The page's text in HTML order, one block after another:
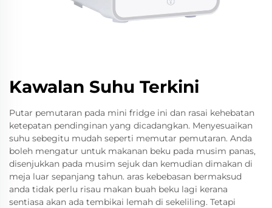
Kawalan Suhu Terkini
Putar pemutaran pada mini fridge ini dan rasai kehebatan
ketepatan pendinginan yang dicadangkan. Menyesuaikan
suhu sebegitu mudah seperti memutar pemutaran. Anda
boleh mengatur untuk makanan beku pada musim panas,
disenjukkan pada musim sejuk dan kemudian dimakan di
meja luar sepanjang tahun. aras kebebasan bermaksud
anda tidak perlu risau makan buah beku lagi kerana
sentiasa akan ada tembikai lemah di sekeliling. Tetapi